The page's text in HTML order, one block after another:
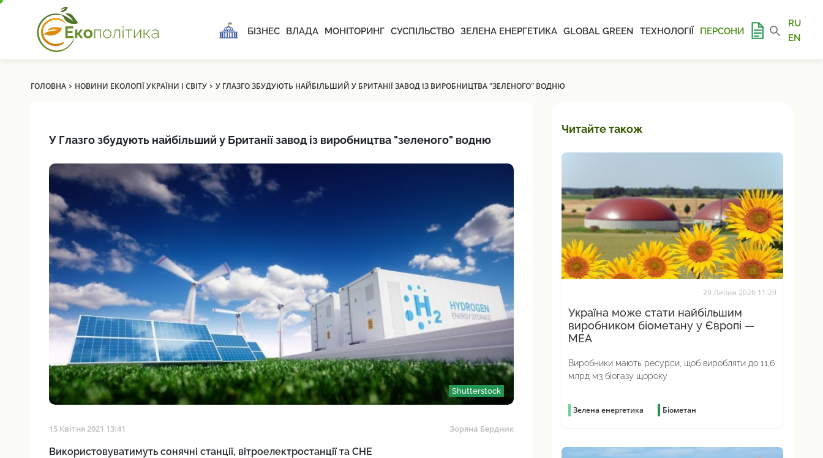
БІЗНЕС ВЛАДА МОНІТОРИНГ СУСПІЛЬСТВО ЗЕЛЕНА ЕНЕРГЕТИКА GLOBAL GREEN ТЕХНОЛОГІЇ ПЕРСОНИ
RU
EN
ГОЛОВНА› НОВИНИ ЕКОЛОГІЇ УКРАЇНИ І СВІТУ› У ГЛАЗГО ЗБУДУЮТЬ НАЙБІЛЬШИЙ У БРИТАНІЇ ЗАВОД ІЗ ВИРОБНИЦТВА "ЗЕЛЕНОГО" ВОДНЮ
У Глазго збудують найбільший у Британії завод із виробництва "зеленого" водню
Shutterstock
15 Квітня 2021 13:41 Зоряна Бердник
Використовуватимуть сонячні станції, вітроелектростанції та СНЕ
Читайте також
29 Липня 2026 11:29
Україна може стати найбільшим
виробником біометану у Європі —
МЕА
Виробники мають ресурси, щоб виробляти до 11,6
млрд м3 біогазу щороку
Зелена енергетика Біометан